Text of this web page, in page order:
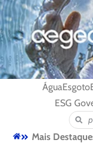
ÁguaEsgoto
ESG
Mais